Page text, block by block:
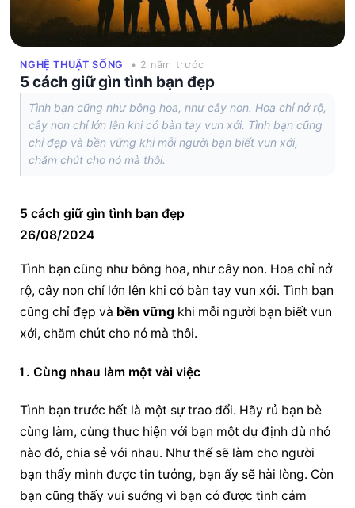
NGHỆ THUẬT SỐNG • 2 năm trước
5 cách giữ gìn tình bạn đẹp
Tình bạn cũng như bông hoa, như cây non. Hoa chỉ nở rộ,
cây non chỉ lớn lên khi có bàn tay vun xới. Tình bạn cũng
chỉ đẹp và bền vững khi mỗi người bạn biết vun xới,
chăm chút cho nó mà thôi.
5 cách giữ gìn tình bạn đẹp
26/08/2024
Tình bạn cũng như bông hoa, như cây non. Hoa chỉ nở
rộ, cây non chỉ lớn lên khi có bàn tay vun xới. Tình bạn
cũng chỉ đẹp và bền vững khi mỗi người bạn biết vun
xới, chăm chút cho nó mà thôi.
Cùng nhau làm một vài việc
Tình bạn trước hết là một sự trao đổi. Hãy rủ bạn bè
cùng làm, cùng thực hiện với bạn một dự định dù nhỏ
nào đó, chia sẻ với nhau. Như thế sẽ làm cho người
bạn thấy mình được tin tưởng, bạn ấy sẽ hài lòng. Còn
bạn cũng thấy vui suớng vì bạn có được tình cảm